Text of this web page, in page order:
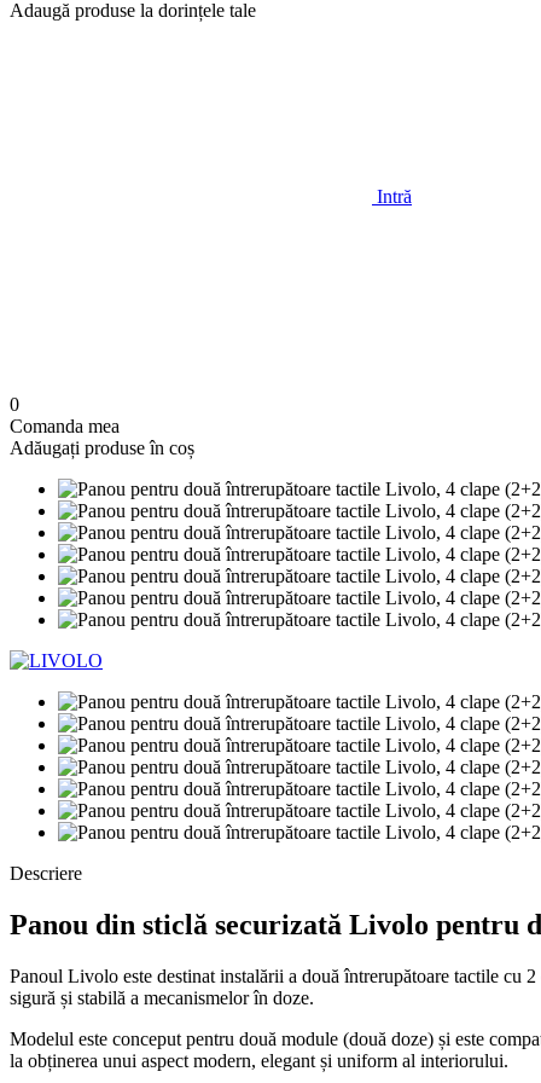
Adaugă produse la dorințele tale
Intră
0
Comanda mea
Adăugați produse în coș
Descriere
Panou din sticlă securizată Livolo pentru
Panoul Livolo este destinat instalării a două întrerupătoare tactile cu
sigură și stabilă a mecanismelor în doze.
Modelul este conceput pentru două module (două doze) și este
la obținerea unui aspect modern, elegant și uniform al interiorului.